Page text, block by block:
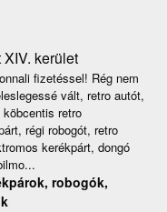
kerület
fizetéssel! Rég nem
vált, retro autót,
retro
régi robogót, retro
kerékpárt, dongó
robogók,